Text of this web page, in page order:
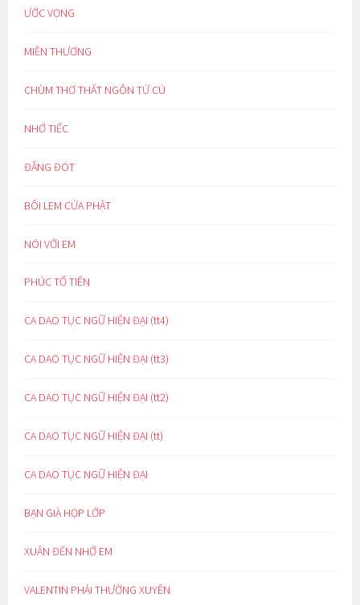
ƯỚC VỌNG
MIỀN THƯƠNG
CHÙM THƠ THẤT NGÔN TỨ CÚ
NHỚ TIẾC
ĐẮNG ĐÓT
BÔI LEM CỬA PHẬT
NÓI VỚI EM
PHÚC TỔ TIÊN
CA DAO TỤC NGỮ HIỆN ĐẠI (tt4)
CA DAO TỤC NGỮ HIỆN ĐẠI (tt3)
CA DAO TỤC NGỮ HIỆN ĐẠI (tt2)
CA DAO TỤC NGỮ HIỆN ĐẠI (tt)
CA DAO TỤC NGỮ HIỆN ĐẠI
BẠN GIÀ HỌP LỚP
XUÂN ĐẾN NHỚ EM
VALENTIN PHẢI THƯỜNG XUYÊN